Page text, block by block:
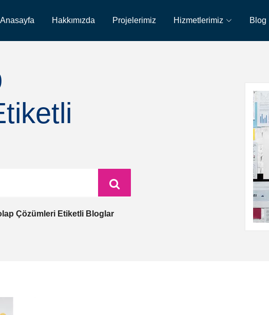
Anasayfa Hakkımızda Projelerimiz Hizmetlerimiz Blog
Çözümleri Etiketli Bloglar